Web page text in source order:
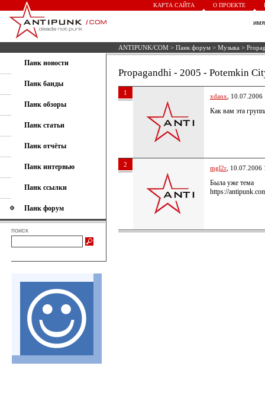
КАРТА САЙТА О ПРОЕКТЕ
ANTIPUNK/COM > Панк форум > Музыка >
Панк новости
Панк банды
Панк обзоры
Панк статьи
Панк отчёты
Панк интервью
Панк ссылки
Панк форум
поиск
Propagandhi - 2005 - Potemkin
1 xdanx ,
Как вам эта
2 mgl2r , 10.07.2006
Была уже тема
https://